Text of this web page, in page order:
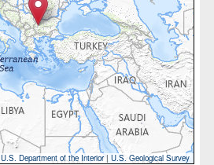
U.S. Department of the Interior|U.S. Geological Survey